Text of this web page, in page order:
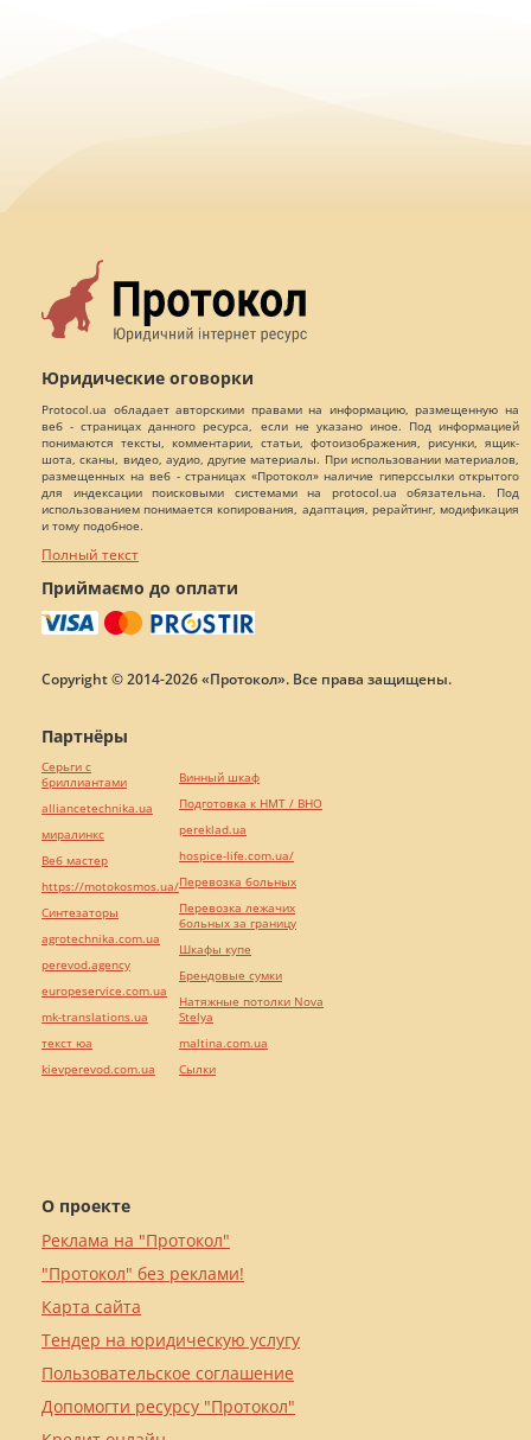
Юридические оговорки
Protocol.ua обладает авторскими правами на информацию, размещенную на
веб - страницах данного ресурса, если не указано иное. Под информацией
понимаются тексты, комментарии, статьи, фотоизображения, рисунки, ящик-
шота, сканы, видео, аудио, другие материалы. При использовании материалов,
размещенных на веб - страницах «Протокол» наличие гиперссылки открытого
для индексации поисковыми системами на protocol.ua обязательна. Под
использованием понимается копирования, адаптация, рерайтинг, модификация
и тому подобное.
Полный текст
Приймаємо до оплати
Copyright © 2014-2026 «Протокол». Все права защищены.
О проекте
Реклама на "Протокол"
"Протокол" без реклами!
Карта сайта
Тендер на юридическую услугу
Пользовательское соглашение
Допомогти ресурсу "Протокол"
Партнёры
Серьги с
бриллиантами
alliancetechnika.ua
миралинкс
Веб мастер
https://motokosmos.ua/
Синтезаторы
agrotechnika.com.ua
perevod.agency
europeservice.com.ua
mk-translations.ua
текст юа
kievperevod.com.ua
Винный шкаф
Подготовка к НМТ / ВНО
pereklad.ua
hospice-life.com.ua/
Перевозка больных
Перевозка лежачих
больных за границу
Шкафы купе
Брендовые сумки
Натяжные потолки Nova
Stelya
maltina.com.ua
Cылки